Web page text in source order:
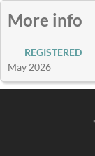
More info
REGISTERED
May 2026